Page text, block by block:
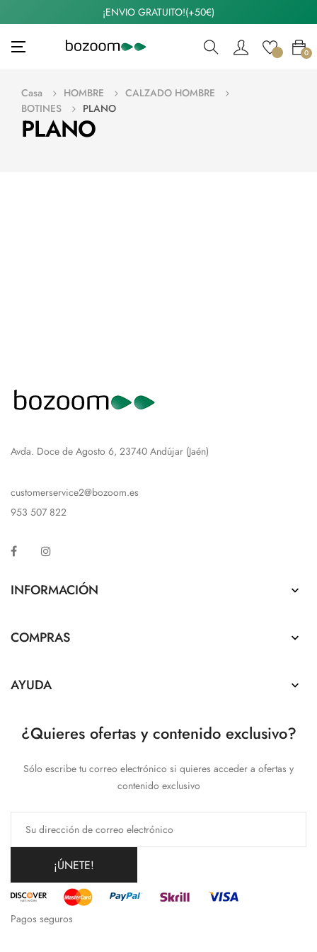
¡ENVIO GRATUITO!(+50€)
Navegación
☰ 0
PLANO
Casa HOMBRE
CALZADO HOMBRE
BOTINES
PLANO
Avda. Doce de Agosto 6, 23740 Andújar (Jaén)
customerservice2@bozoom.es
953 507 822
Facebook
INFORMACIÓN 
COMPRAS 
AYUDA 
¿Quieres ofertas y contenido exclusivo?
Sólo escribe tu correo electrónico si quieres acceder a ofertas y
contenido exclusivo
¡ÚNETE!
Pagos seguros